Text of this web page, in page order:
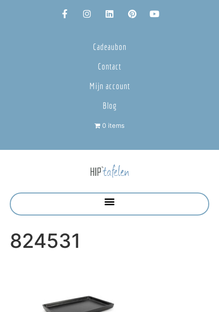
Cadeaubon
Contact
Mijn account
Blog
0 items
824531